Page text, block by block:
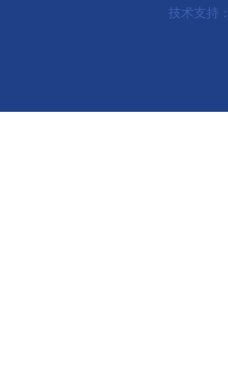
技术支持